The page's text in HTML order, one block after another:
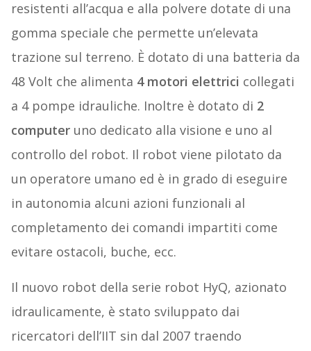
resistenti all’acqua e alla polvere dotate di una
gomma speciale che permette un’elevata
trazione sul terreno. È dotato di una batteria da
48 Volt che alimenta 4 motori elettrici collegati
a 4 pompe idrauliche. Inoltre è dotato di 2
computeruno dedicato alla visione e uno al
controllo del robot. Il robot viene pilotato da
un operatore umano ed è in grado di eseguire
in autonomia alcuni azioni funzionali al
completamento dei comandi impartiti come
evitare ostacoli, buche, ecc.
Il nuovo robot della serie robot HyQ, azionato
idraulicamente, è stato sviluppato dai
ricercatori dell’IIT sin dal 2007 traendo